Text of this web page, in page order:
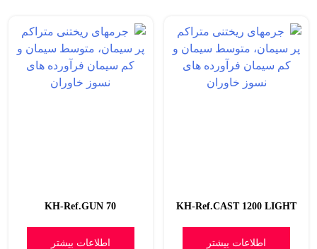
KH-Ref.CAST 1200 LIGHT
اطلاعات بیشتر
KH-Ref.GUN 70
اطلاعات بیشتر